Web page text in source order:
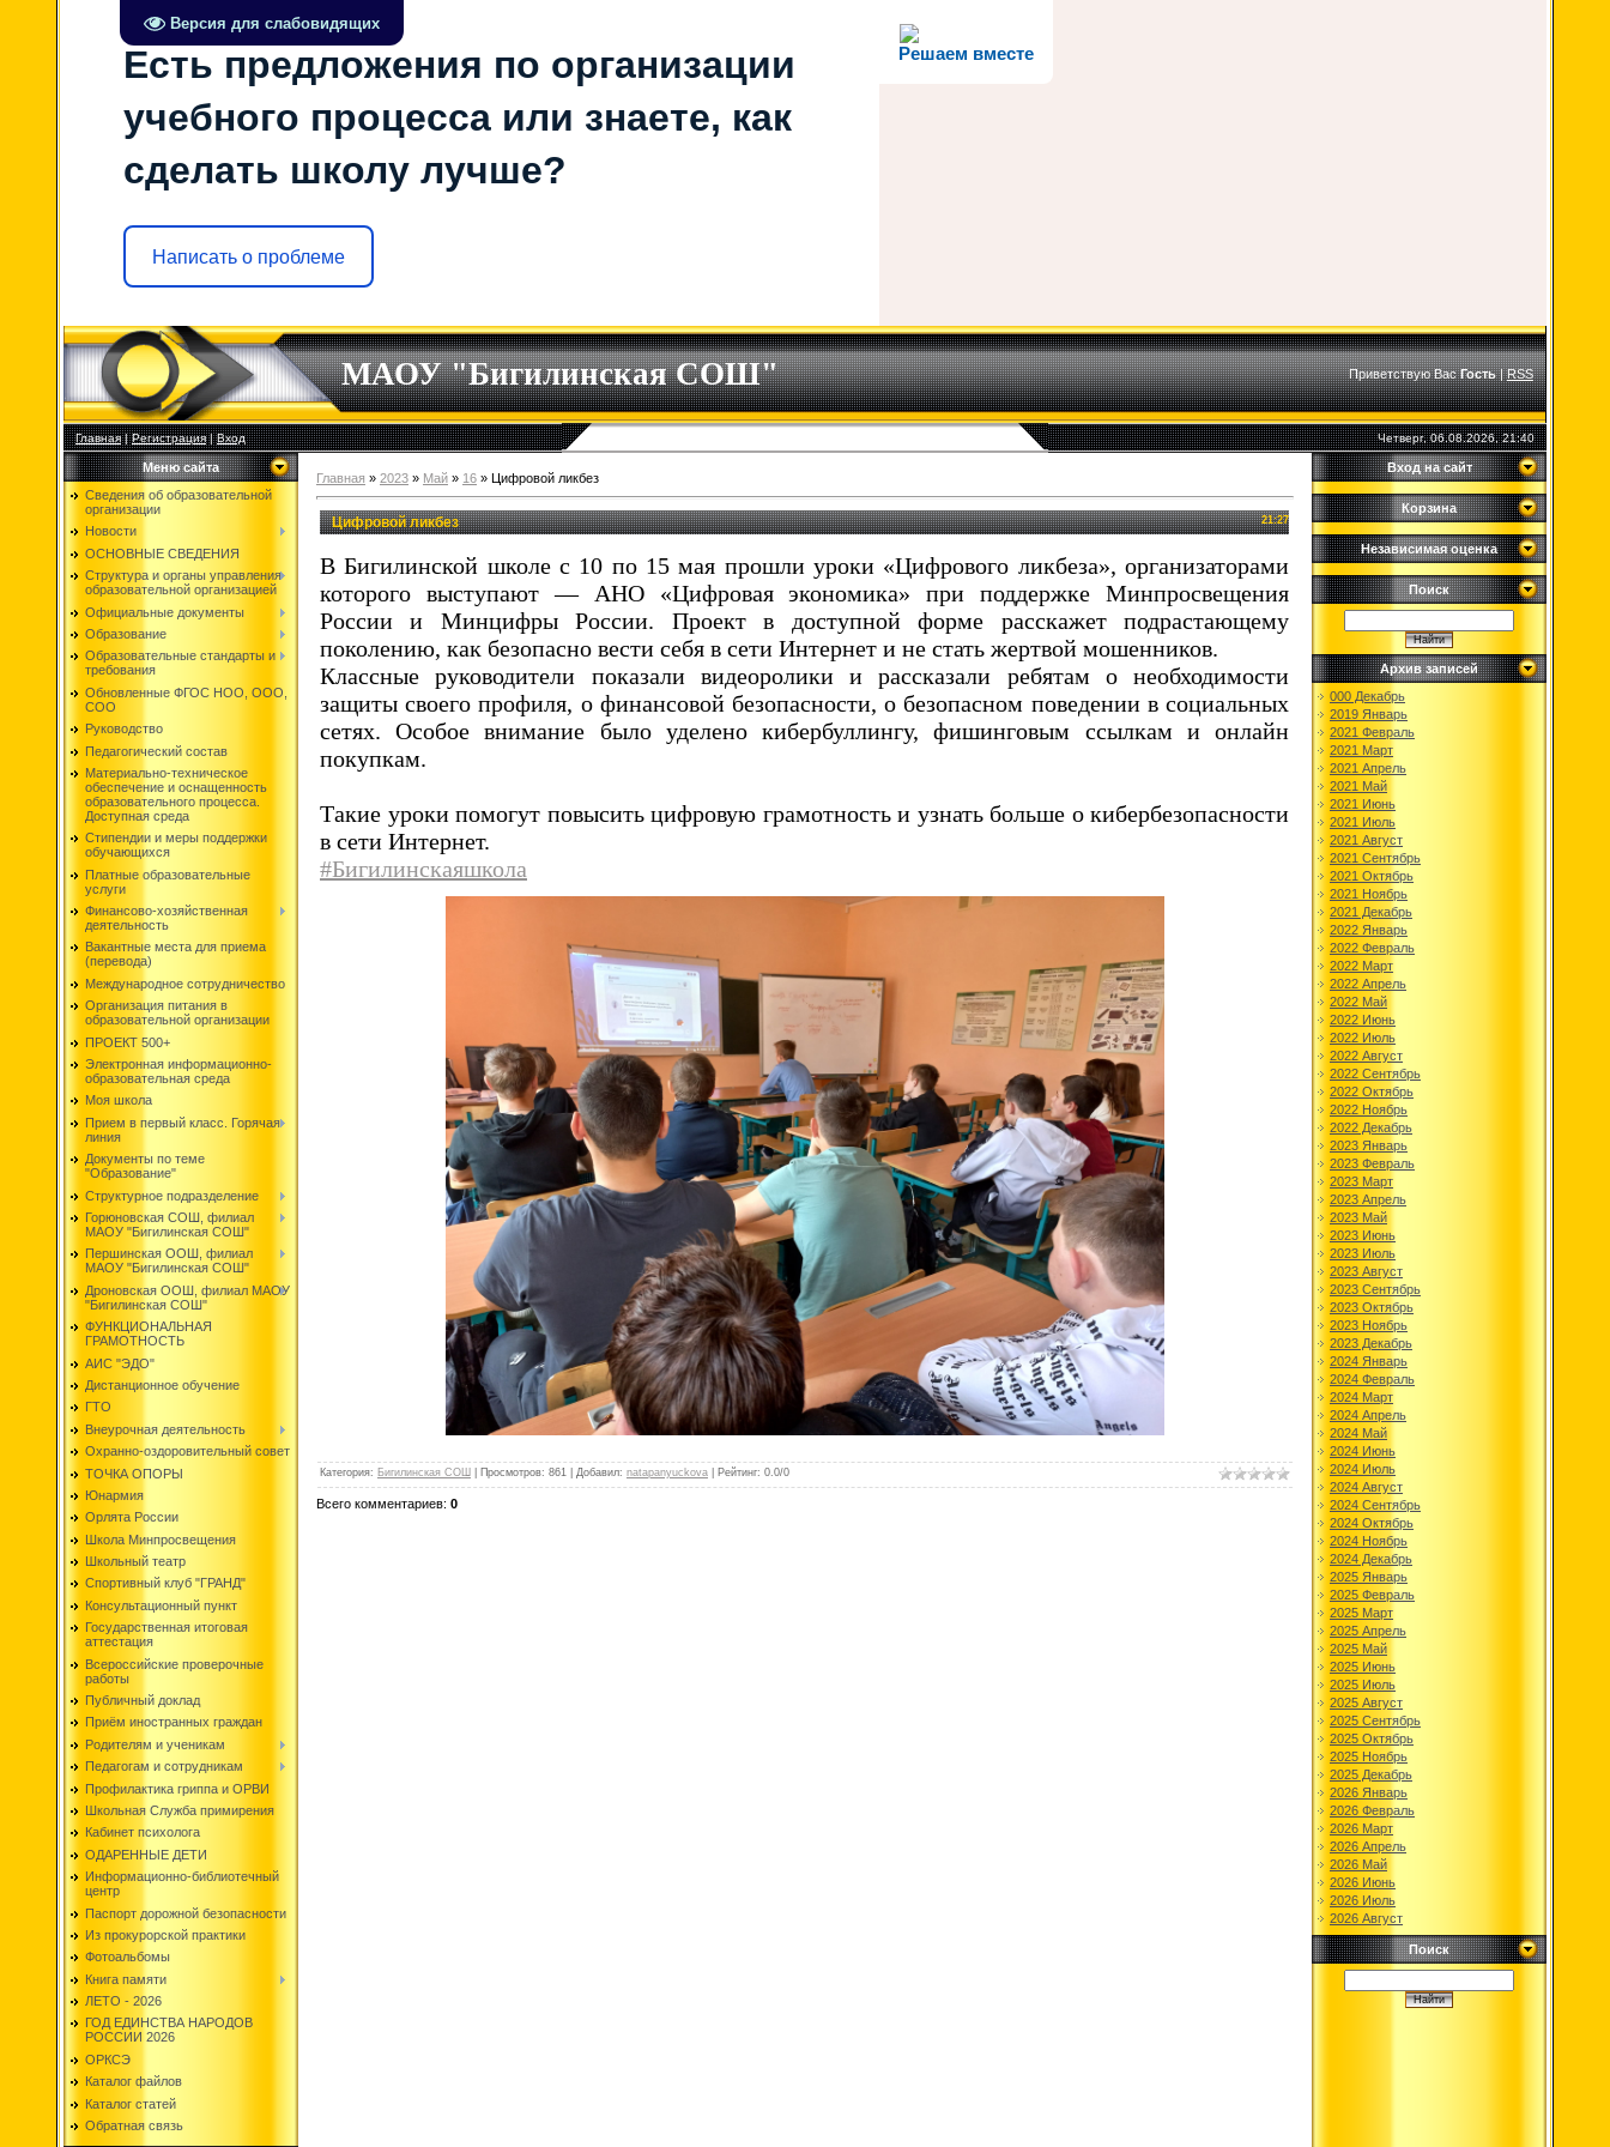
Версия для слабовидящих
Решаем вместе
Есть предложения по организации
учебного процесса или знаете, как
сделать школу лучше?
Написать о проблеме
МАОУ "Бигилинская СОШ" Приветствую Вас Гость|RSS
Главная|Регистрация|Вход Четверг, 06.08.2026, 21:40
Меню сайта
Сведения об образовательной
организации
Новости
ОСНОВНЫЕ СВЕДЕНИЯ
Структура и органы управления
образовательной организацией
Официальные документы
Образование
Образовательные стандарты и
требования
Обновленные ФГОС НОО, ООО,
СОО
Руководство
Педагогический состав
Материально-техническое
обеспечение и оснащенность
образовательного процесса.
Доступная среда
Стипендии и меры поддержки
обучающихся
Платные образовательные
услуги
Финансово-хозяйственная
деятельность
Вакантные места для приема
(перевода)
Международное сотрудничество
Организация питания в
образовательной организации
ПРОЕКТ 500+
Электронная информационно-
образовательная среда
Моя школа
Прием в первый класс. Горячая
линия
Документы по теме
"Образование"
Структурное подразделение
Горюновская СОШ, филиал
МАОУ "Бигилинская СОШ"
Першинская ООШ, филиал
МАОУ "Бигилинская СОШ"
Дроновская ООШ, филиал МАОУ
"Бигилинская СОШ"
ФУНКЦИОНАЛЬНАЯ
ГРАМОТНОСТЬ
АИС "ЭДО"
Дистанционное обучение
ГТО
Внеурочная деятельность
Охранно-оздоровительный совет
ТОЧКА ОПОРЫ
Юнармия
Орлята России
Школа Минпросвещения
Школьный театр
Спортивный клуб "ГРАНД"
Консультационный пункт
Государственная итоговая
аттестация
Всероссийские проверочные
работы
Публичный доклад
Приём иностранных граждан
Родителям и ученикам
Педагогам и сотрудникам
Профилактика гриппа и ОРВИ
Школьная Служба примирения
Кабинет психолога
ОДАРЕННЫЕ ДЕТИ
Информационно-библиотечный
центр
Паспорт дорожной безопасности
Из прокурорской практики
Фотоальбомы
Книга памяти
ЛЕТО - 2026
ГОД ЕДИНСТВА НАРОДОВ
РОССИИ 2026
ОРКСЭ
Каталог файлов
Каталог статей
Обратная связь
Главная » 2023 » Май » 16 » Цифровой ликбез
21:27
Цифровой ликбез
В Бигилинской школе с 10 по 15 мая прошли уроки «Цифрового ликбеза», организаторами
которого выступают — АНО «Цифровая экономика» при поддержке Минпросвещения
России и Минцифры России. Проект в доступной форме расскажет подрастающему
поколению, как безопасно вести себя в сети Интернет и не стать жертвой мошенников.
Классные руководители показали видеоролики и рассказали ребятам о необходимости
защиты своего профиля, о финансовой безопасности, о безопасном поведении в социальных
сетях. Особое внимание было уделено кибербуллингу, фишинговым ссылкам и онлайн
покупкам.
Такие уроки помогут повысить цифровую грамотность и узнать больше о кибербезопасности
в сети Интернет.
#Бигилинскаяшкола
Категория: Бигилинская СОШ Просмотров: 861 Добавил: natapanyuckova Рейтинг: 0.0/0
Всего комментариев: 0
Вход на сайт
Корзина
Независимая оценка
Поиск
Архив записей
000 Декабрь
2019 Январь
2021 Февраль
2021 Март
2021 Апрель
2021 Май
2021 Июнь
2021 Июль
2021 Август
2021 Сентябрь
2021 Октябрь
2021 Ноябрь
2021 Декабрь
2022 Январь
2022 Февраль
2022 Март
2022 Апрель
2022 Май
2022 Июнь
2022 Июль
2022 Август
2022 Сентябрь
2022 Октябрь
2022 Ноябрь
2022 Декабрь
2023 Январь
2023 Февраль
2023 Март
2023 Апрель
2023 Май
2023 Июнь
2023 Июль
2023 Август
2023 Сентябрь
2023 Октябрь
2023 Ноябрь
2023 Декабрь
2024 Январь
2024 Февраль
2024 Март
2024 Апрель
2024 Май
2024 Июнь
2024 Июль
2024 Август
2024 Сентябрь
2024 Октябрь
2024 Ноябрь
2024 Декабрь
2025 Январь
2025 Февраль
2025 Март
2025 Апрель
2025 Май
2025 Июнь
2025 Июль
2025 Август
2025 Сентябрь
2025 Октябрь
2025 Ноябрь
2025 Декабрь
2026 Январь
2026 Февраль
2026 Март
2026 Апрель
2026 Май
2026 Июнь
2026 Июль
2026 Август
Поиск